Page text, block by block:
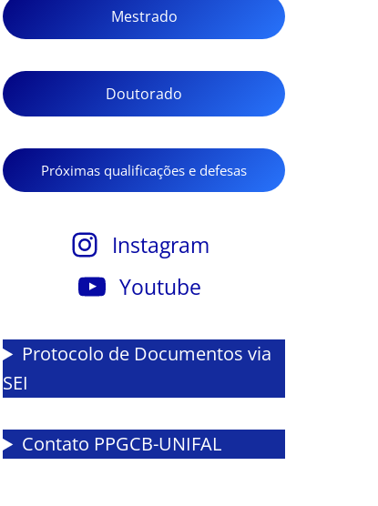
Mestrado
Doutorado
Próximas qualificações e defesas
Instagram
Youtube
Protocolo de Documentos via
SEI
Contato PPGCB-UNIFAL